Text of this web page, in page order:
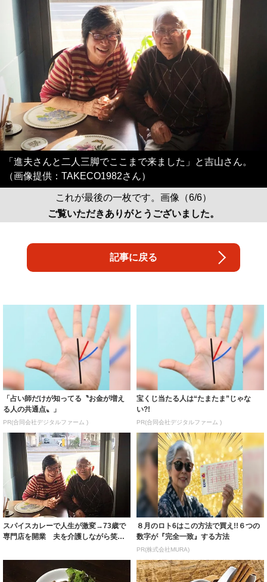
「進夫さんと二人三脚でここまで来ました」と吉山さん。
（画像提供：TAKECO1982さん）
これが最後の一枚です。画像（6/6）
ご覧いただきありがとうございました。
記事に戻る
「占い師だけが知ってる〝お金が増え
る人の共通点〟」
PR(合同会社デジタルファーム )
宝くじ当たる人は“たまたま”じゃな
い?!
PR(合同会社デジタルファーム )
スパイスカレーで人生が激変→73歳で
専門店を開業 夫を介護しながら笑顔
８月のロト6はこの方法で買え!!６つの
数字が『完全一致』する方法
PR(株式会社MURA)